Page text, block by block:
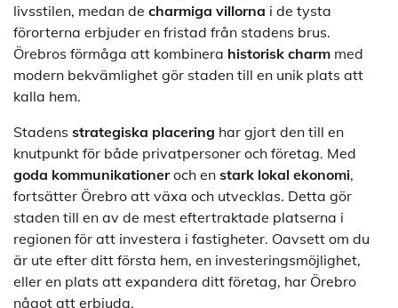
livsstilen, medan de charmiga villorna i de tysta
förorterna erbjuder en fristad från stadens brus.
Örebros förmåga att kombinera historisk charm med
modern bekvämlighet gör staden till en unik plats att
kalla hem.
Stadens strategiska placering har gjort den till en
knutpunkt för både privatpersoner och företag. Med
goda kommunikationeroch en stark lokal ekonomi,
fortsätter Örebro att växa och utvecklas. Detta gör
staden till en av de mest eftertraktade platserna i
regionen för att investera i fastigheter. Oavsett om du
är ute efter ditt första hem, en investeringsmöjlighet,
eller en plats att expandera ditt företag, har Örebro
något att erbjuda.